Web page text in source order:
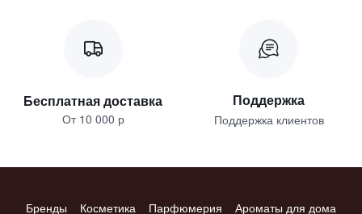
Бесплатная доставка
От 10 000 р
Поддержка
Поддержка клиентов
Бренды Косметика Парфюмерия Ароматы для дома